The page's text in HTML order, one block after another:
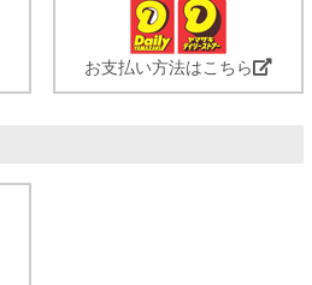
お支払い方法はこちら